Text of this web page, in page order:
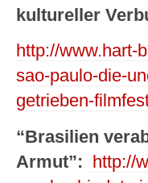
kultureller
http://www.hart-
sao-paulo-die-
getrieben-
“Brasilien
Armut”:
http://